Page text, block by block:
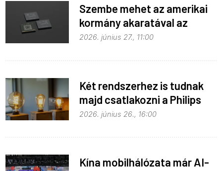
Szembe mehet az amerikai
kormány akaratával az
Apple
2026. június 27., 11:00
Két rendszerhez is tudnak
majd csatlakozni a Philips
Hue égők
2026. június 26., 16:00
Kína mobilhálózata már AI-